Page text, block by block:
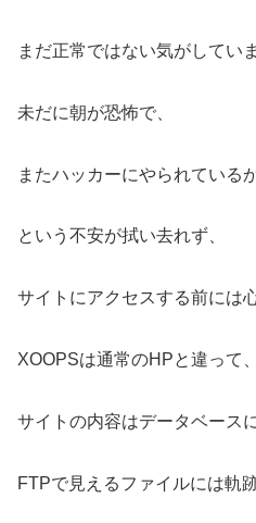
まだ正常ではない気がしてい
未だに朝が恐怖で、
またハッカーにやられている
という不安が拭い去れず、
サイトにアクセスする前には
XOOPSは通常のHPと違って、
サイトの内容はデータベース
FTPで見えるファイルには軌